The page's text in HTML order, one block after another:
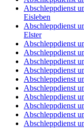
Abschleppdienst
Eisleben
Abschleppdienst
Elster
Abschleppdienst
Abschleppdienst
Abschleppdienst
Abschleppdienst
Abschleppdienst
Abschleppdienst
Abschleppdienst
Abschleppdienst
Abschleppdienst
Abschleppdienst